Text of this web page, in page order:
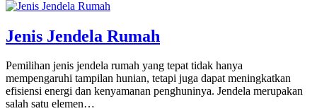
Jenis Jendela Rumah
Pemilihan jenis jendela rumah yang tepat tidak hanya
mempengaruhi tampilan hunian, tetapi juga dapat meningkatkan
efisiensi energi dan kenyamanan penghuninya. Jendela merupakan
salah satu elemen…